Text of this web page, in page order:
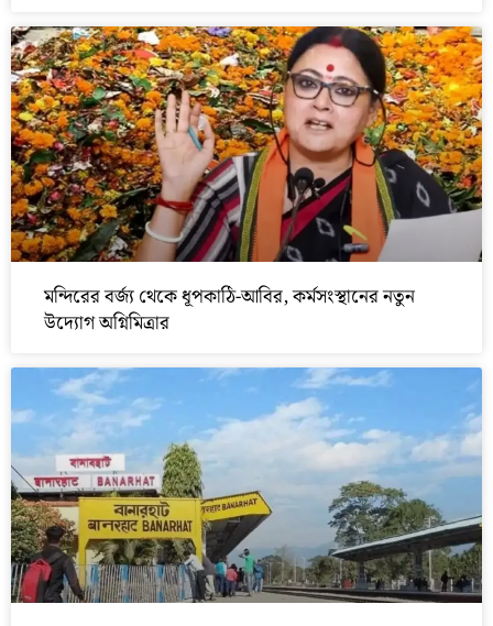
মন্দিরের বর্জ্য থেকে ধূপকাঠি-আবির, কর্মসংস্থানের নতুন
উদ্যোগ অগ্নিমিত্রার